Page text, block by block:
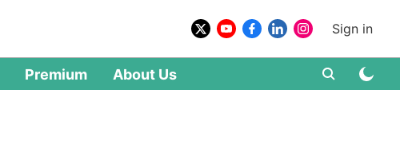
Sign in
Premium About Us